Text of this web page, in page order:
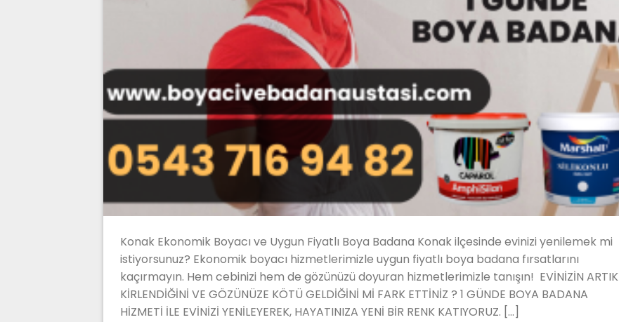
Konak Ekonomik Boyacı ve Uygun Fiyatlı Boya Badana Konak ilçesinde evinizi yenilemek mi
istiyorsunuz? Ekonomik boyacı hizmetlerimizle uygun fiyatlı boya badana fırsatlarını
kaçırmayın. Hem cebinizi hem de gözünüzü doyuran hizmetlerimizle tanışın! EVİNİZİN ARTIK
KİRLENDİĞİNİ VE GÖZÜNÜZE KÖTÜ GELDİĞİNİ Mİ FARK ETTİNİZ ? 1 GÜNDE BOYA BADANA
HİZMETİ İLE EVİNİZİ YENİLEYEREK, HAYATINIZA YENİ BİR RENK KATIYORUZ. […]